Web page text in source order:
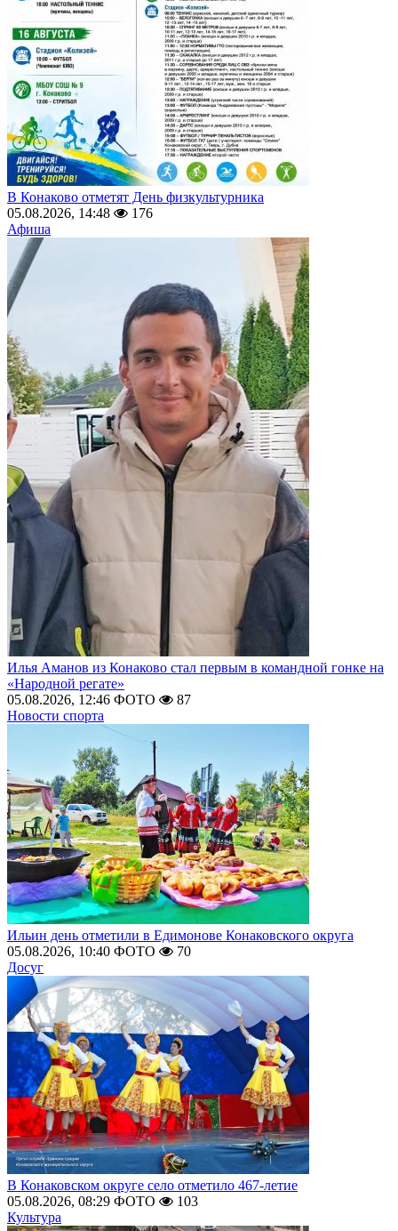
В Конаково отметят День физкультурника
05.08.2026, 14:48
176
Афиша
Илья Аманов из Конаково стал первым в командной гонке на
«Народной регате»
05.08.2026, 12:46 ФОТО
87
Новости спорта
Ильин день отметили в Едимонове Конаковского округа
05.08.2026, 10:40 ФОТО
70
Досуг
В Конаковском округе село отметило 467-летие
05.08.2026, 08:29 ФОТО
103
Культура